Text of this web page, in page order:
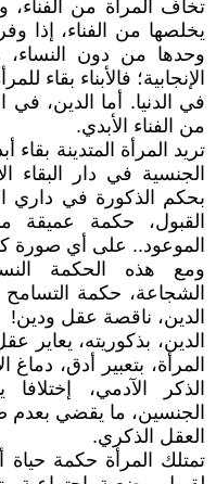
تخاف المرأة من
يخلصها من الفناء، إذا
وحدها من دون النساء،
الإنجابية؛ فالأبناء بقاء
في الدنيا. أما الدين، في
من الفناء الأبدي.
تريد المرأة المتدينة بقاء
الجنسية في دار
بحكم الذكورة في داري
القبول، حكمة عميقة
الموعود.. على أي صورة
ومع هذه الحكمة
الشجاعة، حكمة
الدين، ناقصة عقل ودين!
الدين، بذكوريته، يعاير
المرأة، بتعبير أدق،
الذكر الآدمي،
الجنسين، ما يقضي بعدم
العقل الذكري.
تمتلك المرأة حكمة حياة